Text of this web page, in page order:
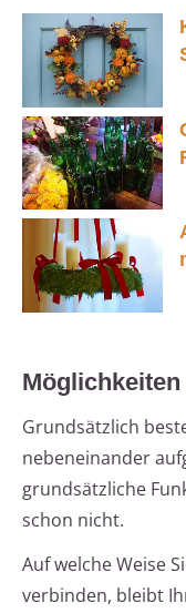
Grundsätzlich
nebeneinander
grundsätzliche
schon nicht.
Auf welche Weise
verbinden, bleibt